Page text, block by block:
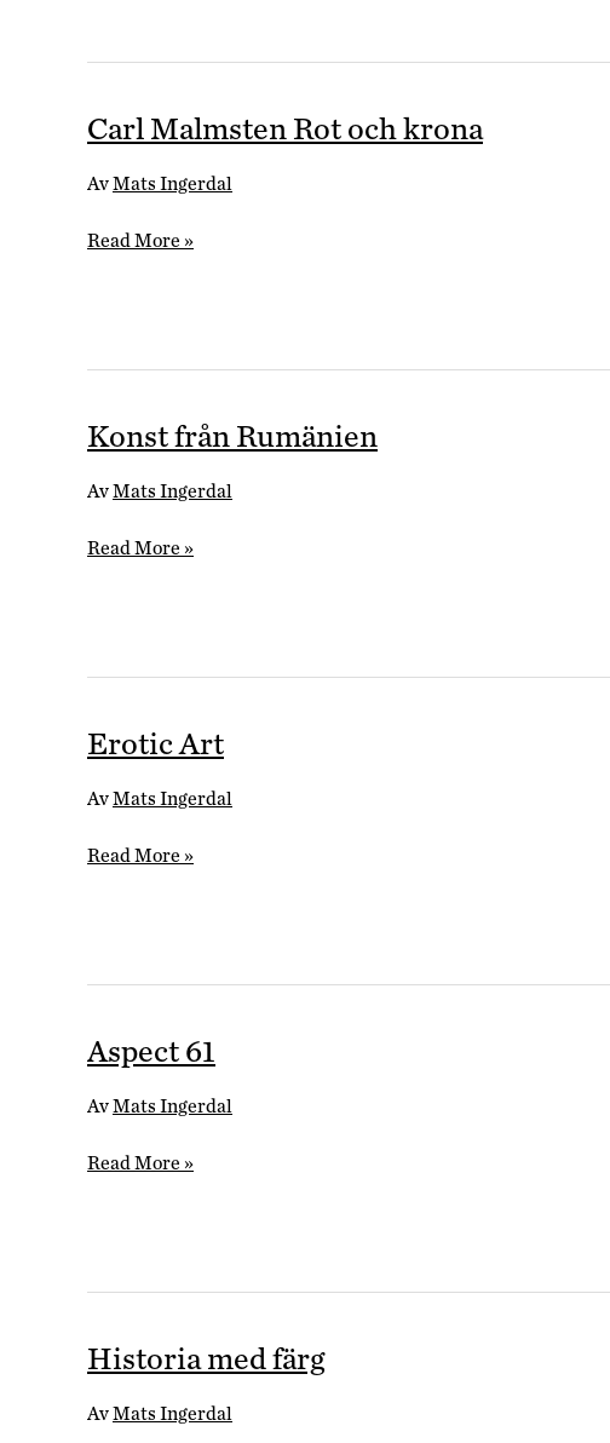
Carl Malmsten Rot och krona
AvMats Ingerdal
Carl
Read More »
Konst från Rumänien
AvMats Ingerdal
Konst
Read More »
Erotic Art
AvMats Ingerdal
Erotic
Read More »
Aspect 61
AvMats Ingerdal
Aspect
Read More »
Historia med färg
AvMats Ingerdal